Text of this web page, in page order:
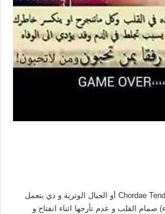
الخيوط دي اسمها Chordae Tendineae أو الحبال الوترية و دي بتعمل
القلب و عدم تأرجها اثناء انفتاح و